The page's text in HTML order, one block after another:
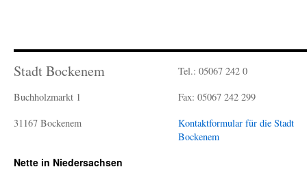
Stadt Bockenem
Buchholzmarkt 1
31167 Bockenem
Tel.: 05067 242 0
Fax: 05067 242 299
Kontaktformular für die Stadt
Bockenem
Nette in Niedersachsen